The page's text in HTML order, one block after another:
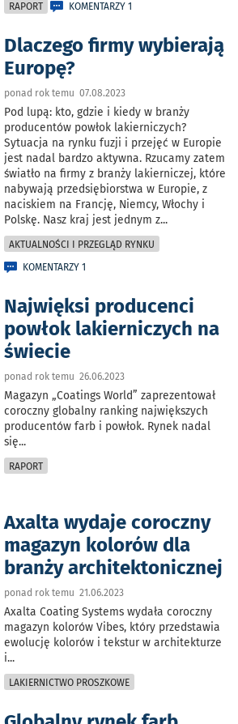
RAPORT KOMENTARZY 1
Dlaczego firmy wybierają
Europę?
ponad rok temu 07.08.2023
Pod lupą: kto, gdzie i kiedy w branży
producentów powłok lakierniczych?
Sytuacja na rynku fuzji i przejęć w Europie
jest nadal bardzo aktywna. Rzucamy zatem
światło na firmy z branży lakierniczej, które
nabywają przedsiębiorstwa w Europie, z
naciskiem na Francję, Niemcy, Włochy i
Polskę. Nasz kraj jest jednym z...
AKTUALNOŚCI I PRZEGLĄD RYNKU
KOMENTARZY 1
Najwięksi producenci
powłok lakierniczych na
świecie
ponad rok temu 26.06.2023
Magazyn „Coatings World” zaprezentował
coroczny globalny ranking największych
producentów farb i powłok. Rynek nadal
się...
RAPORT
Axalta wydaje coroczny
magazyn kolorów dla
branży architektonicznej
ponad rok temu 21.06.2023
Axalta Coating Systems wydała coroczny
magazyn kolorów Vibes, który przedstawia
ewolucję kolorów i tekstur w architekturze
i...
LAKIERNICTWO PROSZKOWE